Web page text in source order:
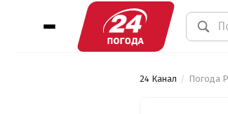
24 Канал Погода